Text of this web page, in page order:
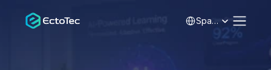
Select Language
Spanish